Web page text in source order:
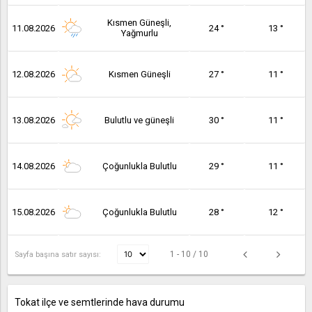
11.08.2026
Kısmen Güneşli,
Yağmurlu
24 ° 13 °
12.08.2026 Kısmen Güneşli 27 ° 11 °
13.08.2026 Bulutlu ve güneşli 30 ° 11 °
14.08.2026 Çoğunlukla Bulutlu 29 ° 11 °
15.08.2026 Çoğunlukla Bulutlu 28 ° 12 °
Sayfa başına satır sayısı: 1 - 10 / 10
Tokat ilçe ve semtlerinde hava durumu